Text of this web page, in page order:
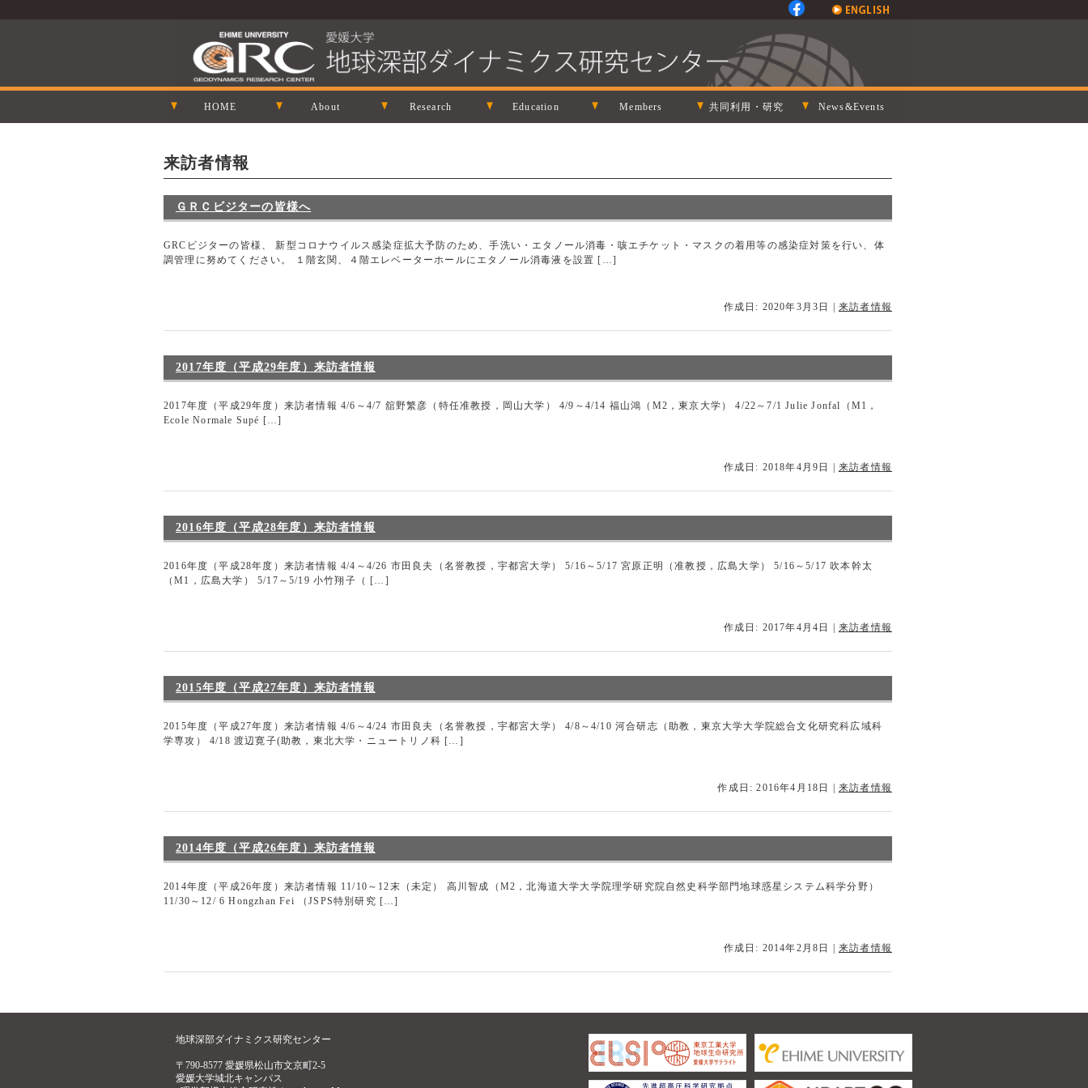
HOME About Research Education Members 共同利用・研究 News&Events
来訪者情報
ＧＲＣビジターの皆様へ
GRCビジターの皆様、 新型コロナウイルス感染症拡大予防のため、手洗い・エタノール消毒・咳エチケット・マスクの着用等の感染症対策を行い、体
調管理に努めてください。 １階玄関、４階エレベーターホールにエタノール消毒液を設置 […]
作成日: 2020年3月3日 来訪者情報
2017年度（平成29年度）来訪者情報
2017年度（平成29年度）来訪者情報 4/6～4/7 舘野繁彦（特任准教授，岡山大学） 4/9～4/14 福山鴻（M2，東京大学） 4/22～7/1 Julie Jonfal（M1，
Ecole Normale Supé […]
作成日: 2018年4月9日 来訪者情報
2016年度（平成28年度）来訪者情報
2016年度（平成28年度）来訪者情報 4/4～4/26 市田良夫（名誉教授，宇都宮大学） 5/16～5/17 宮原正明（准教授，広島大学） 5/16～5/17 吹本幹太
（M1，広島大学） 5/17～5/19 小竹翔子（ […]
作成日: 2017年4月4日 来訪者情報
2015年度（平成27年度）来訪者情報
2015年度（平成27年度）来訪者情報 4/6～4/24 市田良夫（名誉教授，宇都宮大学） 4/8～4/10 河合研志（助教，東京大学大学院総合文化研究科広域科
学専攻） 4/18 渡辺寛子(助教，東北大学・ニュートリノ科 […]
作成日: 2016年4月18日 来訪者情報
2014年度（平成26年度）来訪者情報
2014年度（平成26年度）来訪者情報 11/10～12末（未定） 高川智成（M2，北海道大学大学院理学研究院自然史科学部門地球惑星システム科学分野）
11/30～12/ 6 Hongzhan Fei （JSPS特別研究 […]
作成日: 2014年2月8日 来訪者情報
地球深部ダイナミクス研究センター
〒790-8577 愛媛県松山市文京町2-5
愛媛大学城北キャンパス